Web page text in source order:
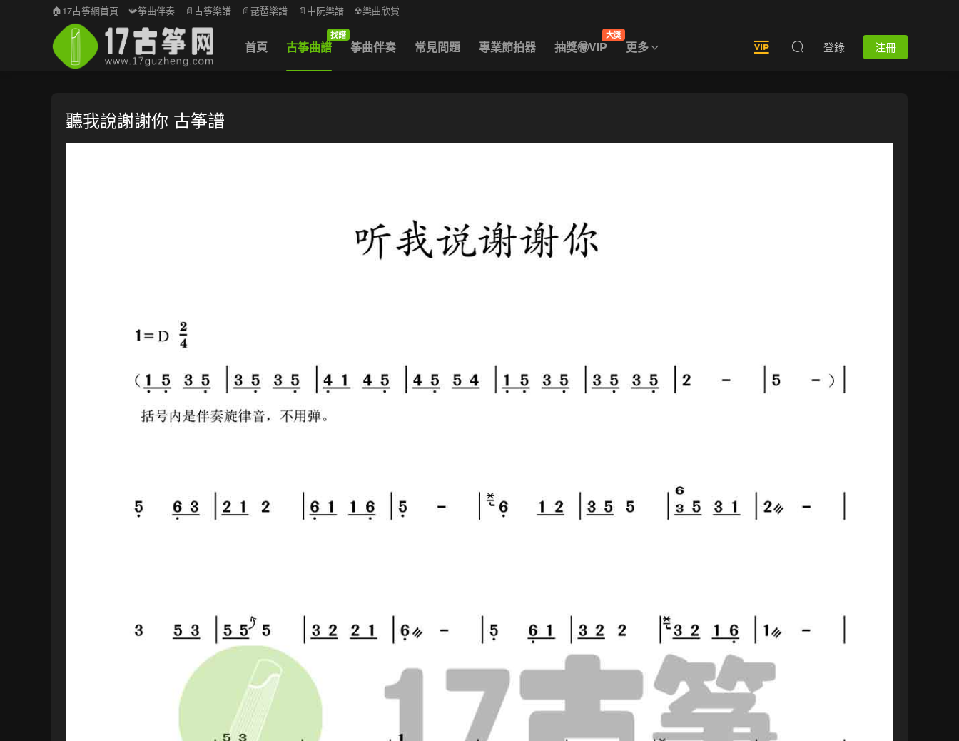
首頁 古筝曲譜
找譜
筝曲伴奏 常見問題 專業節拍器 抽獎🉐VIP
大獎
更多 登錄 注冊
🏠17古筝網首頁 📯筝曲伴奏 📄古筝樂譜 📄琵琶樂譜 📄中阮樂譜 ☢樂曲欣賞
聽我說謝謝你 古筝譜